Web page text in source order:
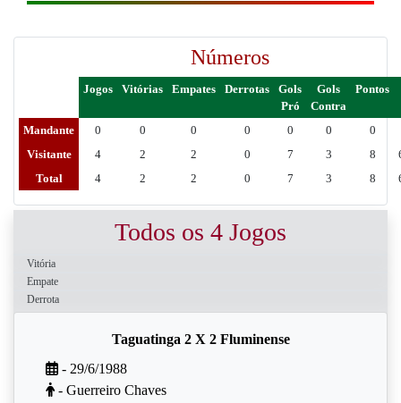
Números
Jogos Vitórias Empates Derrotas
Gols
Pró
Gols
Contra
Pontos
Mandante 0 0 0 0 0 0
0
Visitante
4 2 2 0 7 3 8
Total
4 2 2 0 7 3 8
Todos os 4 Jogos
Vitória
Empate
Derrota
Taguatinga 2 X 2 Fluminense
- 29/6/1988
- Guerreiro Chaves